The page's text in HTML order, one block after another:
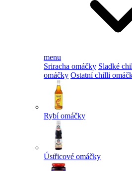
menu
Sriracha omáčky Sladké
omáčky Ostatní chilli
Rybí omáčky
Ústřicové omáčky